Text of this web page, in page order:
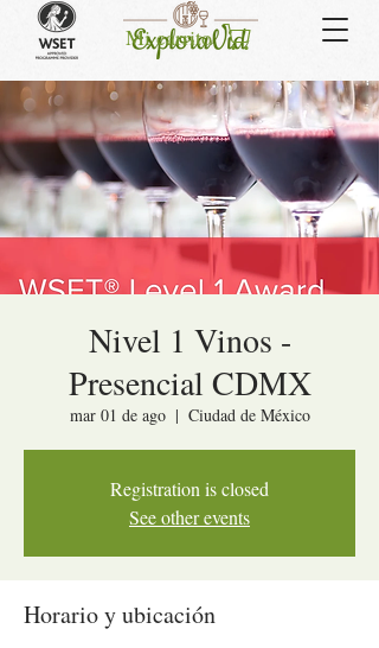
Mi carrito
Nivel 1 Vinos -
Presencial CDMX
mar 01 de ago
  |
Ciudad de México
Registration is closed
See other events
Horario y ubicación